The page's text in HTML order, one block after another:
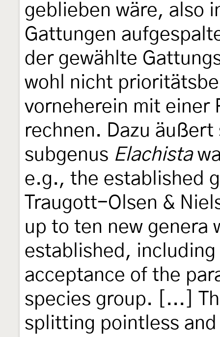
geblieben wäre, also
Gattungen
der gewählte
wohl nicht
vorneherein mit einer
rechnen. Dazu
subgenus Elachista
e.g., the established
Traugott-Olsen &
up to ten new genera
established, including
acceptance of the
species group. [...]
splitting pointless